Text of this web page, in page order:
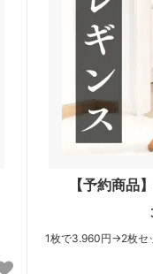
【予約商品
1枚で3.960円→2枚セ